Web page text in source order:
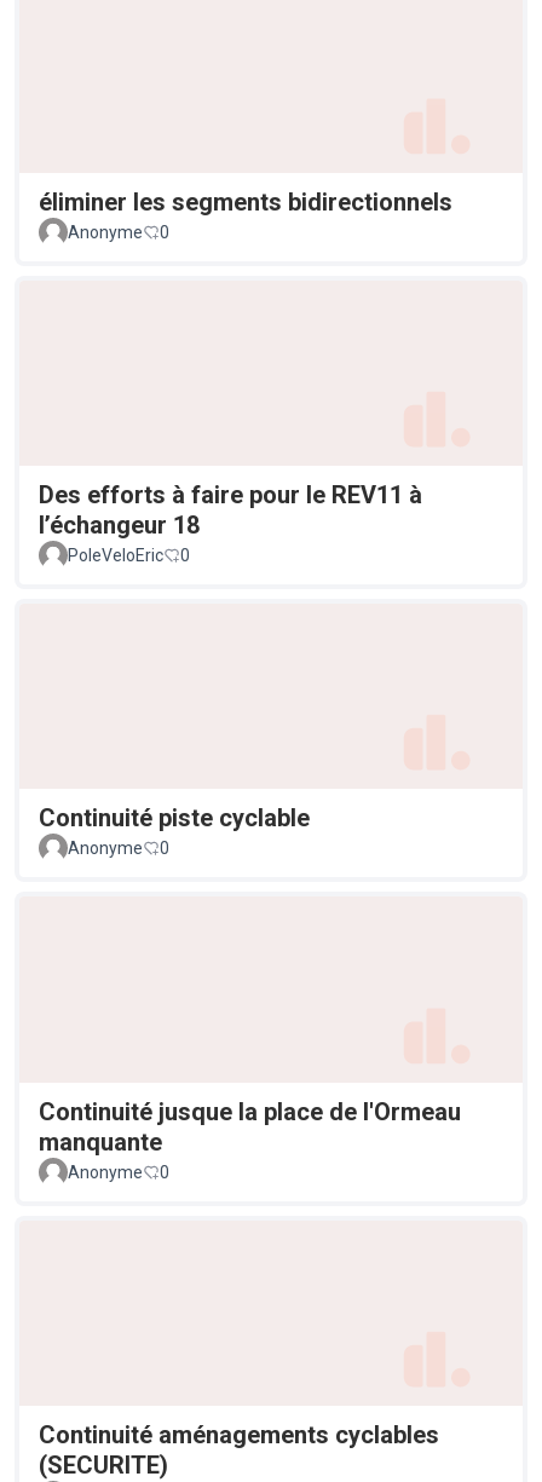
éliminer les segments bidirectionnels
Anonyme 0
Des efforts à faire pour le REV11 à
l’échangeur 18
PoleVeloEric 0
Continuité piste cyclable
Anonyme 0
Continuité jusque la place de l'Ormeau
manquante
Anonyme 0
Continuité aménagements cyclables
(SECURITE)